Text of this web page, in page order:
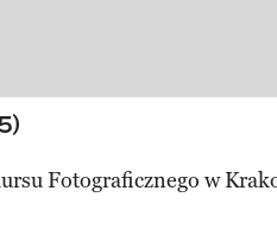
Fotograficznego w